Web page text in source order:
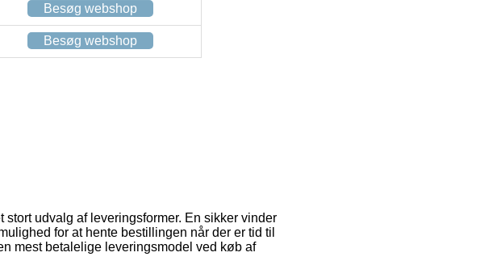
Besøg webshop
Besøg webshop
udvalg af leveringsformer. En sikker vinder
for at hente bestillingen når der er tid til
mest betalelige leveringsmodel ved køb af